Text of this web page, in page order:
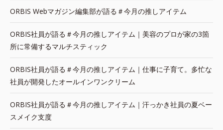
ORBIS Webマガジン編集部が語る＃今月の推しアイテム
ORBIS社員が語る＃今月の推しアイテム｜美容のプロが家の3箇
所に常備するマルチスティック
ORBIS社員が語る＃今月の推しアイテム｜仕事に子育て。多忙な
社員が開発したオールインワンクリーム
ORBIS社員が語る＃今月の推しアイテム｜汗っかき社員の夏ベー
スメイク支度